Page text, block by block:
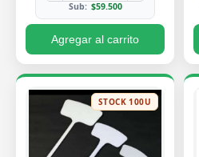
Sub: $59.500
Agregar al carrito
STOCK 100U